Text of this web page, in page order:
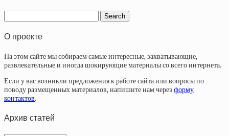
О проекте
На этом сайте мы собираем самые интересные, захватывающие,
развлекательные и иногда шокирующие материалы со всего интернета.
Если у вас возникли предложения к работе сайта или вопросы по
поводу размещенных материалов, напишите нам через форму
контактов.
Архив статей